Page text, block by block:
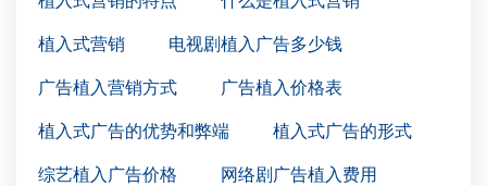
植入式营销 电视剧植入广告多少钱
广告植入营销方式 广告植入价格表
植入式广告的优势和弊端 植入式广告的形式
综艺植入广告价格 网络剧广告植入费用